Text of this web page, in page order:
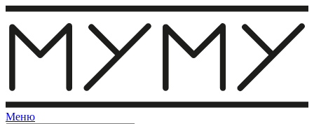
Меню